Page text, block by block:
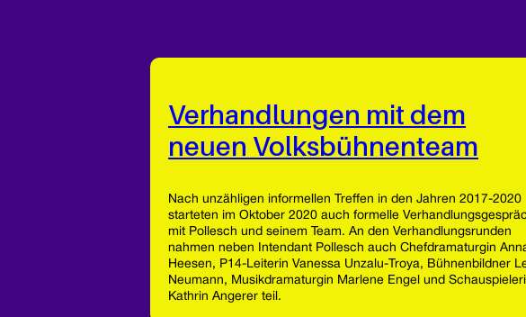
Verhandlungen mit dem
neuen Volksbühnenteam
Nach unzähligen informellen Treffen in den Jahren 2017-2020
starteten im Oktober 2020 auch formelle
mit Pollesch und seinem Team. An den Verhandlungsrunden
nahmen neben Intendant Pollesch auch Chefdramaturgin
Heesen, P14-Leiterin Vanessa Unzalu-Troya, Bühnenbildner
Neumann, Musikdramaturgin Marlene Engel und
Kathrin Angerer teil.